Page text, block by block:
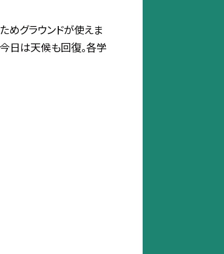
めグラウンドが使えま
日は天候も回復。各学